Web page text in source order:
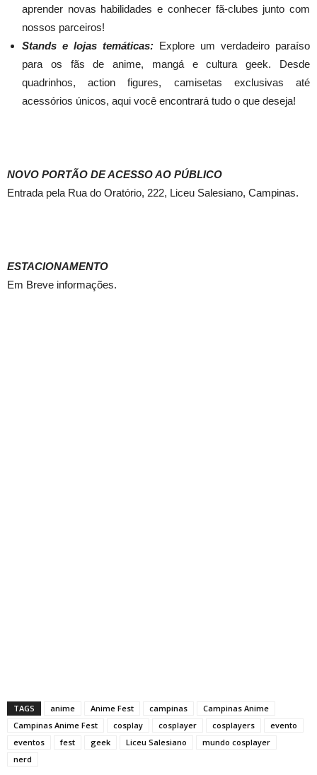
aprender novas habilidades e conhecer fã-clubes junto com
nossos parceiros!
Stands e lojas temáticas: Explore um verdadeiro paraíso
para os fãs de anime, mangá e cultura geek. Desde
quadrinhos, action figures, camisetas exclusivas até
acessórios únicos, aqui você encontrará tudo o que deseja!
NOVO PORTÃO DE ACESSO AO PÚBLICO
Entrada pela Rua do Oratório, 222, Liceu Salesiano, Campinas.
ESTACIONAMENTO
Em Breve informações.
TAGS anime Anime Fest campinas
Campinas Anime
Campinas Anime Fest
cosplay cosplayer cosplayers
evento
eventos
fest geek Liceu Salesiano
mundo cosplayer
nerd